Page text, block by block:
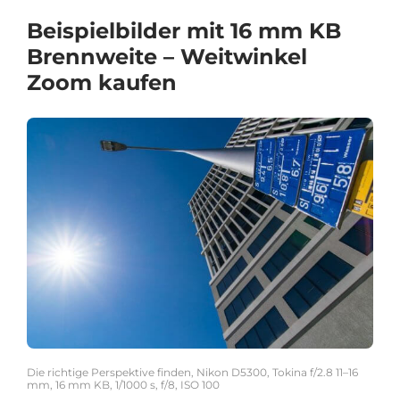
Beispielbilder mit 16 mm KB
Brennweite – Weitwinkel
Zoom kaufen
Die richtige Perspektive finden, Nikon D5300, Tokina f/2.8 11–16
mm, 16 mm KB, 1/1000 s, f/8, ISO 100